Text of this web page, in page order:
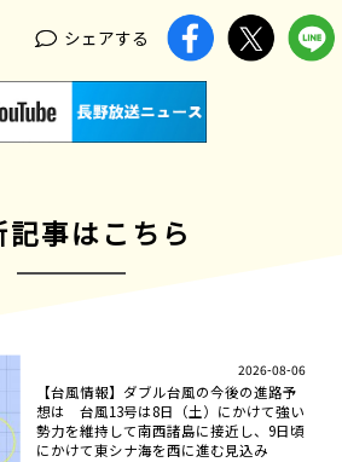
シェアする
記事はこちら
2026-08-06
【台風情報】ダブル台風の今後の進路予
想は 台風13号は8日（土）にかけて強い
勢力を維持して南西諸島に接近し、9日頃
にかけて東シナ海を西に進む見込み